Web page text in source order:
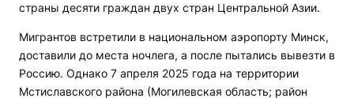
страны десяти граждан двух стран Центральной Азии.
Мигрантов встретили в национальном аэропорту Минск,
доставили до места ночлега, а после пытались вывезти в
Россию. Однако 7 апреля 2025 года на территории
Мстиславского района (Могилевская область; район